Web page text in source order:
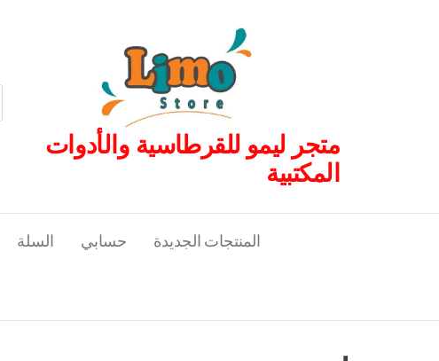
متجر ليمو للقرطاسية والأدوات
المكتبية
السلة حسابي المنتجات الجديدة